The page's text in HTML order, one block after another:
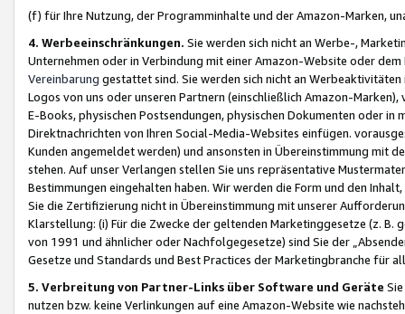
(f) für Ihre Nutzung, der Programminhalte und der Amazon-Marken,
4. Werbeeinschränkungen. Sie werden sich nicht an Werbe-,
Unternehmen oder in Verbindung mit einer Amazon-Website oder
Vereinbarung gestattet sind. Sie werden sich nicht an
Logos von uns oder unseren Partnern (einschließlich Amazon-
E-Books, physischen Postsendungen, physischen Dokumenten oder in
Direktnachrichten von Ihren Social-Media-Websites einfügen.
Kunden angemeldet werden) und ansonsten in Übereinstimmung mit
stehen. Auf unser Verlangen stellen Sie uns repräsentative
Bestimmungen eingehalten haben. Wir werden die Form und den
Sie die Zertifizierung nicht in Übereinstimmung mit unserer
Klarstellung: (i) Für die Zwecke der geltenden Marketinggesetze (z. B.
von 1991 und ähnlicher oder Nachfolgegesetze) sind Sie der
Gesetze und Standards und Best Practices der Marketingbranche für
5. Verbreitung von Partner-Links über Software und Geräte
nutzen bzw. keine Verlinkungen auf eine Amazon-Website wie